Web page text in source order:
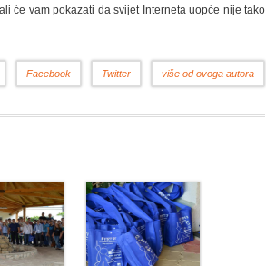
će vam pokazati da svijet Interneta uopće nije tako
više od ovoga autora
Twitter
Facebook